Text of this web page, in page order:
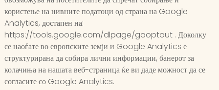
користење на нивните податоци од страна на Google
Analytics, достапен на:
https://tools.google.com/dlpage/gaoptout . Доколку
се наоѓате во европските земји и Google Analytics е
структурирана да собира лични информации, банерот за
колачиња на нашата веб-страница ќе ви даде можност да се
согласите со Google Analytics.